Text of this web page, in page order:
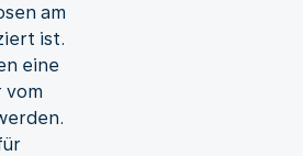
am
ist.
eine
vom